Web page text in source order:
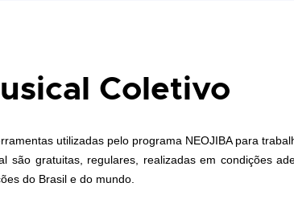
Coletivo
utilizadas pelo programa NEOJIBA para
são gratuitas, regulares, realizadas em condições
do Brasil e do mundo.